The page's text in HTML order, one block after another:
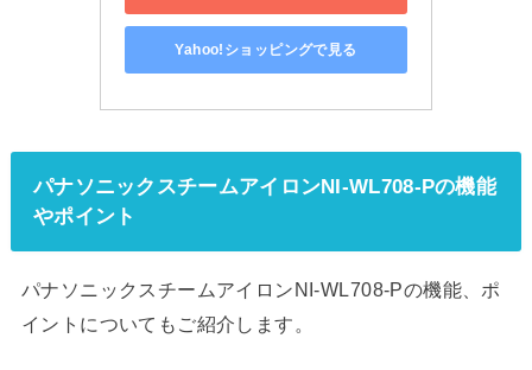
Yahoo!ショッピングで見る
パナソニックスチームアイロンNI-WL708-Pの機能
やポイント
パナソニックスチームアイロンNI-WL708-Pの機能、ポ
イントについてもご紹介します。